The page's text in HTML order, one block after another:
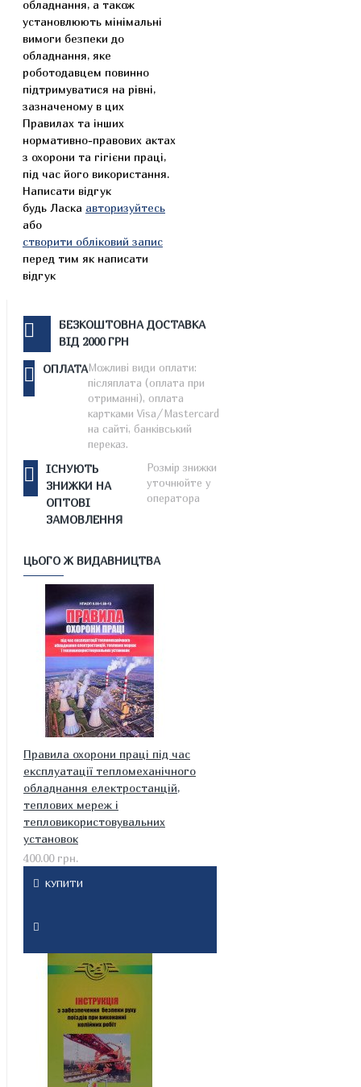
обладнання, а також
установлюють мінімальні
вимоги безпеки до
обладнання, яке
роботодавцем повинно
підтримуватися на рівні,
зазначеному в цих
Правилах та інших
нормативно-правових актах
з охорони та гігієни праці,
під час його використання.
Написати відгук
будь Ласка авторизуйтесь
або
створити обліковий запис
перед тим як написати
відгук
БЕЗКОШТОВНА ДОСТАВКА
ВІД 2000 ГРН
ОПЛАТАМожливі види оплати:
післяплата (оплата при
отриманні), оплата
картками Visa/Mastercard
на сайті, банківський
переказ.
ІСНУЮТЬ
ЗНИЖКИ НА
ОПТОВІ
ЗАМОВЛЕННЯ
Розмір знижки
уточнюйте у
оператора
ЦЬОГО Ж ВИДАВНИЦТВА
Правила охорони праці під час
експлуатації тепломеханічного
обладнання електростанцій,
теплових мереж і
тепловикористовувальних
установок
400.00 грн.
КУПИТИ